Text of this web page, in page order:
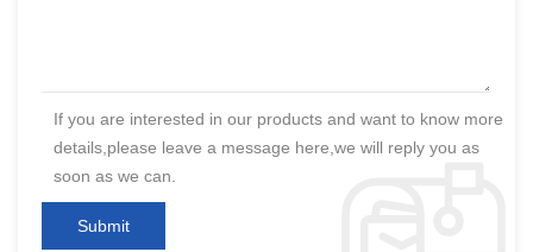
If you are interested in our products and want to know more
details,please leave a message here,we will reply you as
soon as we can.